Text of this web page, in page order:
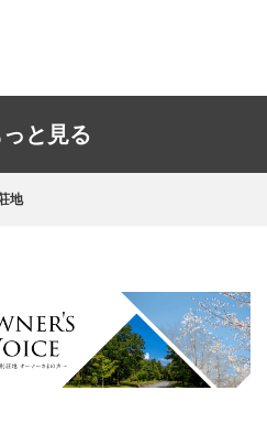
っと見る
地